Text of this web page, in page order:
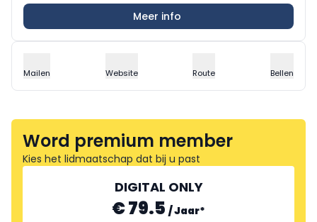
Meer info
Mailen Website Route Bellen
Word premium member
Kies het lidmaatschap dat bij u past
DIGITAL ONLY
€ 79.5 /Jaar*